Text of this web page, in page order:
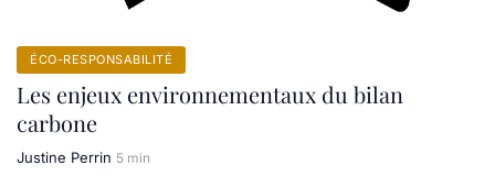
ÉCO-RESPONSABILITÉ
Les enjeux environnementaux du bilan
carbone
Justine Perrin 5 min